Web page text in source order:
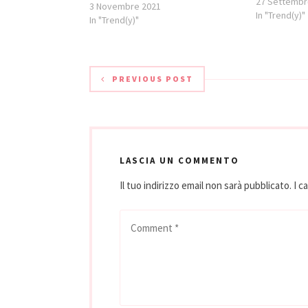
3 Novembre 2021
In "Trend(y)"
esperti del
In "Trend(y)"
PREVIOUS POST
LASCIA UN COMMENTO
Il tuo indirizzo email non sarà pubblicato. I